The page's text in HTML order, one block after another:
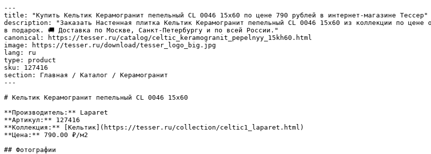
---
title: "Купить Кельтик Керамогранит пепельный CL 0046 15х60 по цене 790 рублей в интернет-магазине Тессер"
description: "Заказать Настенная плитка Кельтик Керамогранит пепельный CL 0046 15х60 из коллекции по
в подарок. 🚚 Доставка по Москве, Санкт-Петербургу и по всей России."
canonical: https://tesser.ru/catalog/celtic_keramogranit_pepelnyy_15kh60.html
image: https://tesser.ru/download/tesser_logo_big.jpg
lang: ru
type: product
sku: 127416
section: Главная / Каталог / Керамогранит
---
# Кельтик Керамогранит пепельный CL 0046 15х60
**Производитель:** Laparet
**Артикул:** 127416
**Коллекция:** [Кельтик](https://tesser.ru/collection/celtic1_laparet.html)
**Цена:** 790.00 ₽/м2
## Фотографии